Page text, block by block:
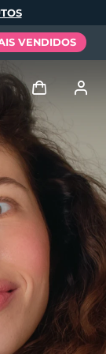
VENDIDOS
Entrar
de usuário
aparelhos
pedidos
endereços
subscrições
中文